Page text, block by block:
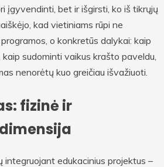
įgyvendinti, bet ir išgirsti, ko iš tikrųjų
kad vietiniams rūpi ne
o konkretūs dalykai: kaip
sudominti vaikus krašto paveldu,
nenorėtų kuo greičiau išvažiuoti.
fizinė ir
integruojant edukacinius projektus –